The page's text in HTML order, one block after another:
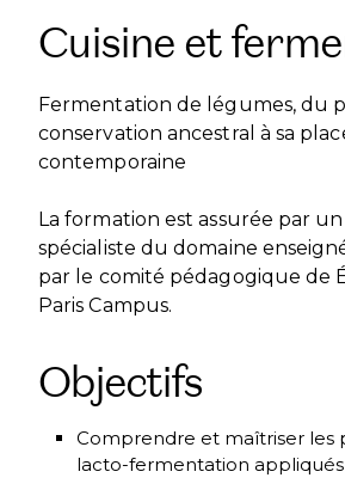
Cuisine et
Fermentation de légumes, du
conservation ancestral à sa
contemporaine
La formation est assurée par
spécialiste du domaine
par le comité pédagogique de
Paris Campus.
Objectifs
Comprendre et maîtriser les
lacto-fermentation